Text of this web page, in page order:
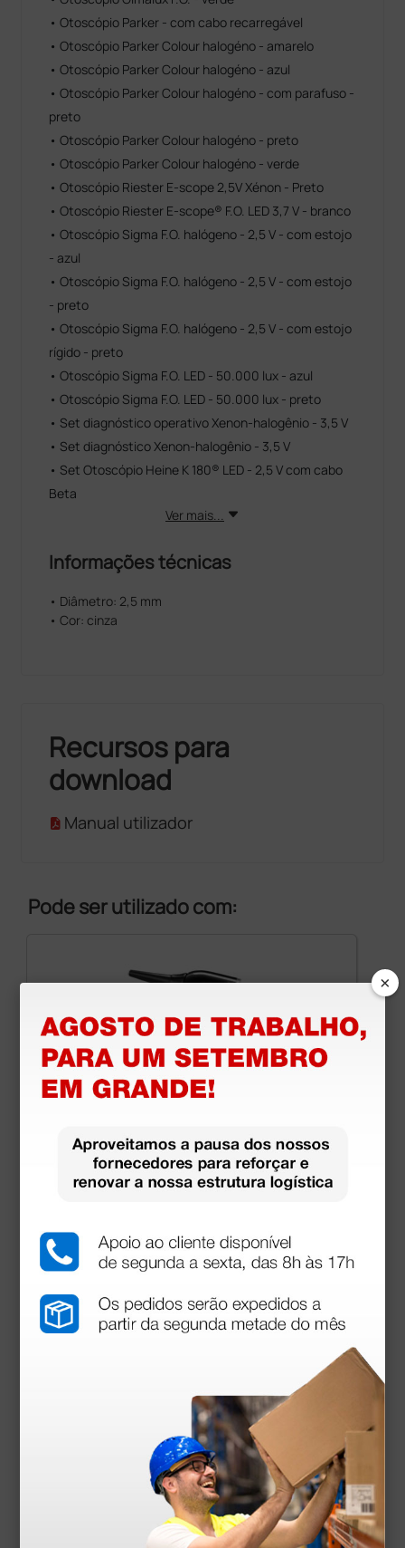
• Otoscópio Parker - com cabo recarregável
• Otoscópio Parker Colour halogéno - amarelo
• Otoscópio Parker Colour halogéno - azul
• Otoscópio Parker Colour halogéno - com parafuso -
preto
• Otoscópio Parker Colour halogéno - preto
• Otoscópio Parker Colour halogéno - verde
• Otoscópio Riester E-scope 2,5V Xénon - Preto
• Otoscópio Riester E-scope® F.O. LED 3,7 V - branco
• Otoscópio Sigma F.O. halógeno - 2,5 V - com estojo
- azul
• Otoscópio Sigma F.O. halógeno - 2,5 V - com estojo
- preto
• Otoscópio Sigma F.O. halógeno - 2,5 V - com estojo
rígido - preto
• Otoscópio Sigma F.O. LED - 50.000 lux - azul
• Otoscópio Sigma F.O. LED - 50.000 lux - preto
• Set diagnóstico operativo Xenon-halogênio - 3,5 V
• Set diagnóstico Xenon-halogênio - 3,5 V
• Set Otoscópio Heine K 180® LED - 2,5 V com cabo
Beta
Ver mais...
Informações técnicas
• Diâmetro: 2,5 mm
• Cor: cinza
Recursos para
download
Manual utilizador
Pode ser utilizado com:
54,40 € 68,00 €
(Preço sem IVA)
1 unidade
×